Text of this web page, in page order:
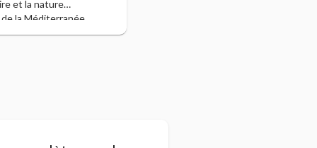
et la nature
la Méditerranée.